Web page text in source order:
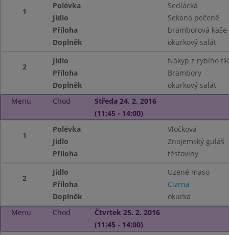
1
Polévka
Sedlácká
Jídlo
Sekaná pečeně
Příloha
bramborová kaše
Doplněk
okurkový salát
2
Jídlo
Nákyp z rybího
Příloha
Brambory
Doplněk
okurkový salát
Menu
Chod
Středa 24. 2. 2016
(11:45 - 14:00)
1
Polévka
Vločková
Jídlo
Znojemský guláš
Příloha
těstoviny
2
Jídlo
Uzené maso
Příloha
Cizrna
Doplněk
okurka
Menu
Chod
Čtvrtek 25. 2. 2016
(11:45 - 14:00)